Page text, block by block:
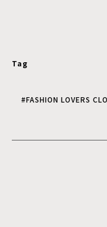
Tag
#FASHION LOVERS